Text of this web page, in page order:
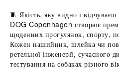
🧵 Якість, яку видно і відчуваєш
DOG Copenhagen створює
щоденних прогулянок, спорту,
Кожен нашийник, шлейка чи
ретельної інженерії, сучасного
тестування на собаках різного